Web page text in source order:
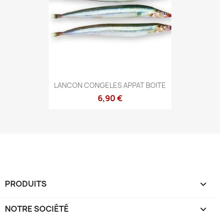
LANCON CONGELES APPAT BOITE
6,90 €
PRODUITS 
NOTRE SOCIÉTÉ 